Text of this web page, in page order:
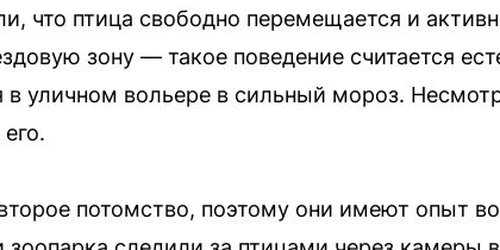
что птица свободно перемещается и
зону — такое поведение считается
уличном вольере в сильный мороз.
потомство, поэтому они имеют опыт